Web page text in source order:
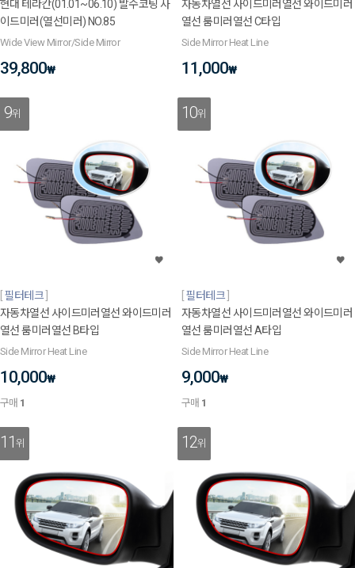
현대 테라칸(01.01~06.10) 발수코팅 사
이드미러(열선미러) NO.85
Wide View Mirror/Side Mirror
39,800₩
자동차열선 사이드미러열선 와이드미러
열선 룸미러열선 C타입
Side Mirror Heat Line
11,000₩
9위
필터테크
자동차열선 사이드미러열선 와이드미러
열선 룸미러열선 B타입
Side Mirror Heat Line
10,000₩
구매 1
10위
필터테크
자동차열선 사이드미러열선 와이드미러
열선 룸미러열선 A타입
Side Mirror Heat Line
9,000₩
구매 1
11위 12위